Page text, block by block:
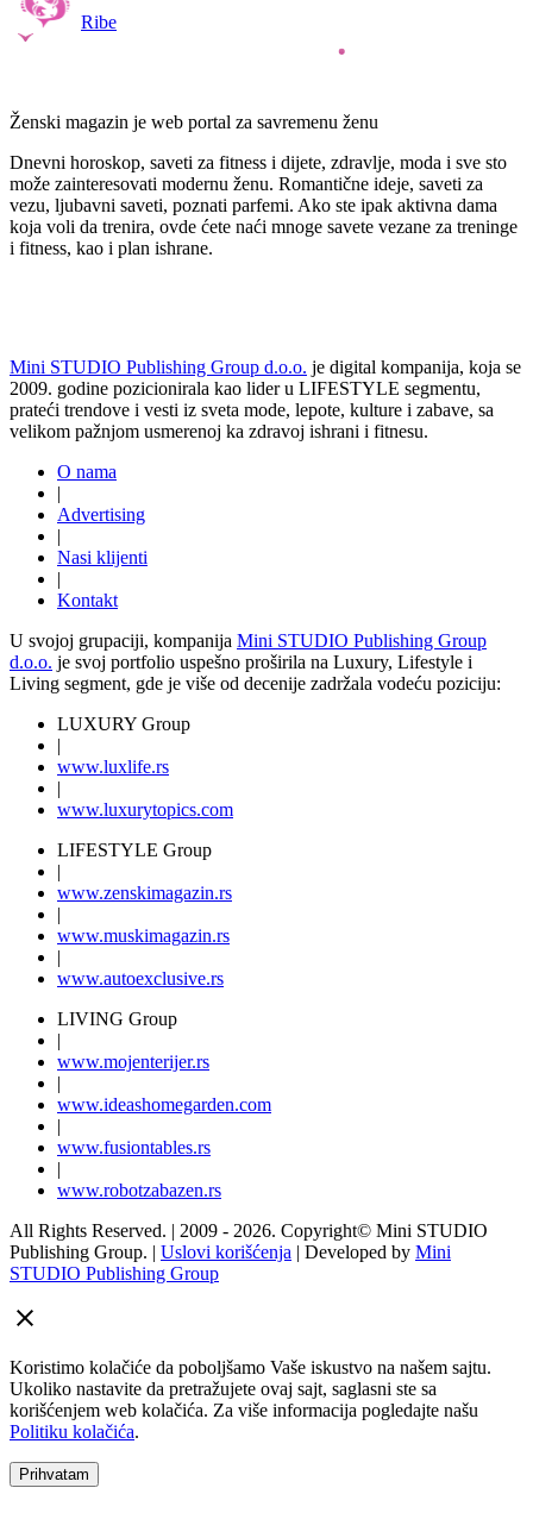
Ribe
Ženski magazin je web portal za savremenu ženu
Dnevni horoskop, saveti za fitness i dijete, zdravlje, moda i sve sto
može zainteresovati modernu ženu. Romantične ideje, saveti za
vezu, ljubavni saveti, poznati parfemi. Ako ste ipak aktivna dama
koja voli da trenira, ovde ćete naći mnoge savete vezane za treninge
i fitness, kao i plan ishrane.
Mini STUDIO Publishing Group d.o.o. je digital kompanija, koja se
2009. godine pozicionirala kao lider u LIFESTYLE segmentu,
prateći trendove i vesti iz sveta mode, lepote, kulture i zabave, sa
velikom pažnjom usmerenoj ka zdravoj ishrani i fitnesu.
O nama
|
Advertising
|
Nasi klijenti
|
Kontakt
U svojoj grupaciji, kompanija Mini STUDIO Publishing Group
d.o.o. je svoj portfolio uspešno proširila na Luxury, Lifestyle i
Living segment, gde je više od decenije zadržala vodeću poziciju:
LUXURY Group
|
www.luxlife.rs
|
www.luxurytopics.com
LIFESTYLE Group
|
www.zenskimagazin.rs
|
www.muskimagazin.rs
|
www.autoexclusive.rs
LIVING Group
|
www.mojenterijer.rs
|
www.ideashomegarden.com
|
www.fusiontables.rs
|
www.robotzabazen.rs
All Rights Reserved. | 2009 - 2026. Copyright© Mini STUDIO
Publishing Group. | Uslovi korišćenja | Developed by Mini
STUDIO Publishing Group
Koristimo kolačiće da poboljšamo Vaše iskustvo na našem sajtu.
Ukoliko nastavite da pretražujete ovaj sajt, saglasni ste sa
korišćenjem web kolačića. Za više informacija pogledajte našu
Politiku kolačića.
Prihvatam